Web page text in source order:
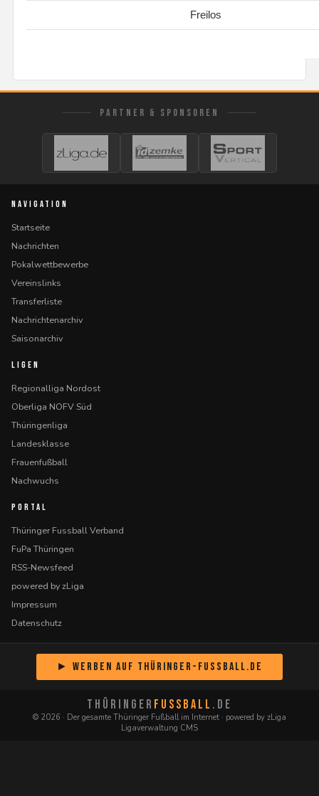
Freilos
PARTNER & SPONSOREN
NAVIGATION
Startseite
Nachrichten
Pokalwettbewerbe
Vereinslinks
Transferliste
Nachrichtenarchiv
Saisonarchiv
LIGEN
Regionalliga Nordost
Oberliga NOFV Süd
Thüringenliga
Landesklasse
Frauenfußball
Nachwuchs
PORTAL
Thüringer Fussball Verband
FuPa Thüringen
RSS-Newsfeed
powered by zLiga
Impressum
Datenschutz
► Werben auf Thüringer-Fussball.de
THÜRINGER FUSSBALL .DE
© 2026 · Der gesamte Thüringer Fußball im Internet · powered by zLiga
Ligaverwaltung CMS